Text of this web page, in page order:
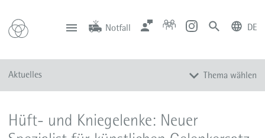
Notfall
Notfall Zentrale Anfahrt
DE
Aktuelles Thema wählen
Veranstaltungen
Hüft- und Kniegelenke: Neuer